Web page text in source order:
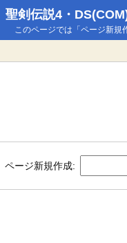
聖剣伝説4・
このページでは「ページ新規
ページ新規作成: